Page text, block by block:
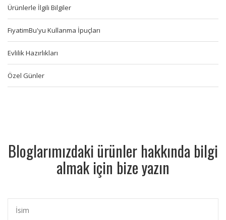
Ürünlerle İlgili Bilgiler
FiyatimBu'yu Kullanma İpuçları
Evlilik Hazırlıkları
Özel Günler
Bloglarımızdaki ürünler hakkında bilgi
almak için bize yazın